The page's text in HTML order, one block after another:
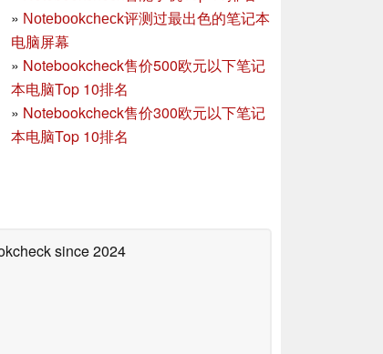
» Notebookcheck评测过最出色的笔记本
电脑屏幕
» Notebookcheck售价500欧元以下笔记
本电脑Top 10排名
» Notebookcheck售价300欧元以下笔记
本电脑Top 10排名
since 2024